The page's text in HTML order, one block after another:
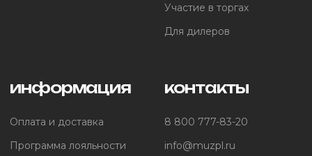
Участие в торгах
Для дилеров
информация
Оплата и доставка
Программа лояльности
контакты
8 800 777-83-20
info@muzpl.ru